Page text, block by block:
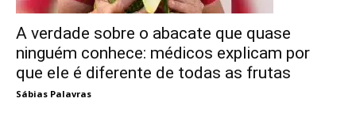
A verdade sobre o abacate que quase
ninguém conhece: médicos explicam por
que ele é diferente de todas as frutas
Sábias Palavras